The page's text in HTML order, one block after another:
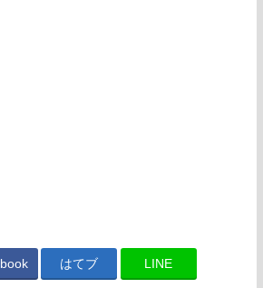
はてブ LINE